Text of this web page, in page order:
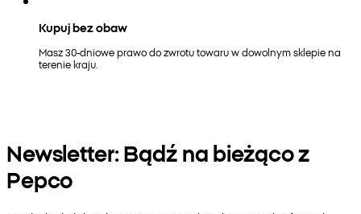
Kupuj bez obaw
Masz 30-dniowe prawo do zwrotu towaru w dowolnym sklepie na
terenie kraju.
Newsletter: Bądź na bieżąco z
Pepco